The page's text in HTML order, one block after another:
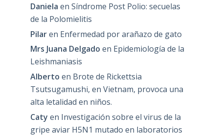
Daniela en Síndrome Post Polio: secuelas
de la Polomielitis
Pilaren Enfermedad por arañazo de gato
Mrs Juana Delgado en Epidemiología de la
Leishmaniasis
Alberto en Brote de Rickettsia
Tsutsugamushi, en Vietnam, provoca una
alta letalidad en niños.
Caty en Investigación sobre el virus de la
gripe aviar H5N1 mutado en laboratorios